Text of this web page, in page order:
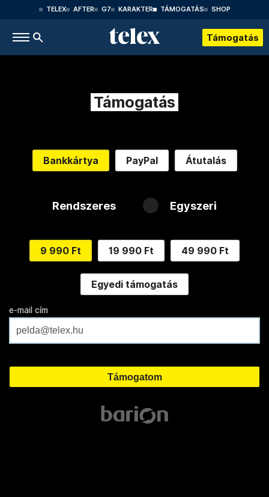
TELEX AFTER G7 KARAKTER TÁMOGATÁS SHOP
Támogatás
Támogatás
Bankkártya PayPal Átutalás
Rendszeres Egyszeri
9 990 Ft 19 990 Ft 49 990 Ft
Egyedi támogatás
e-mail cím